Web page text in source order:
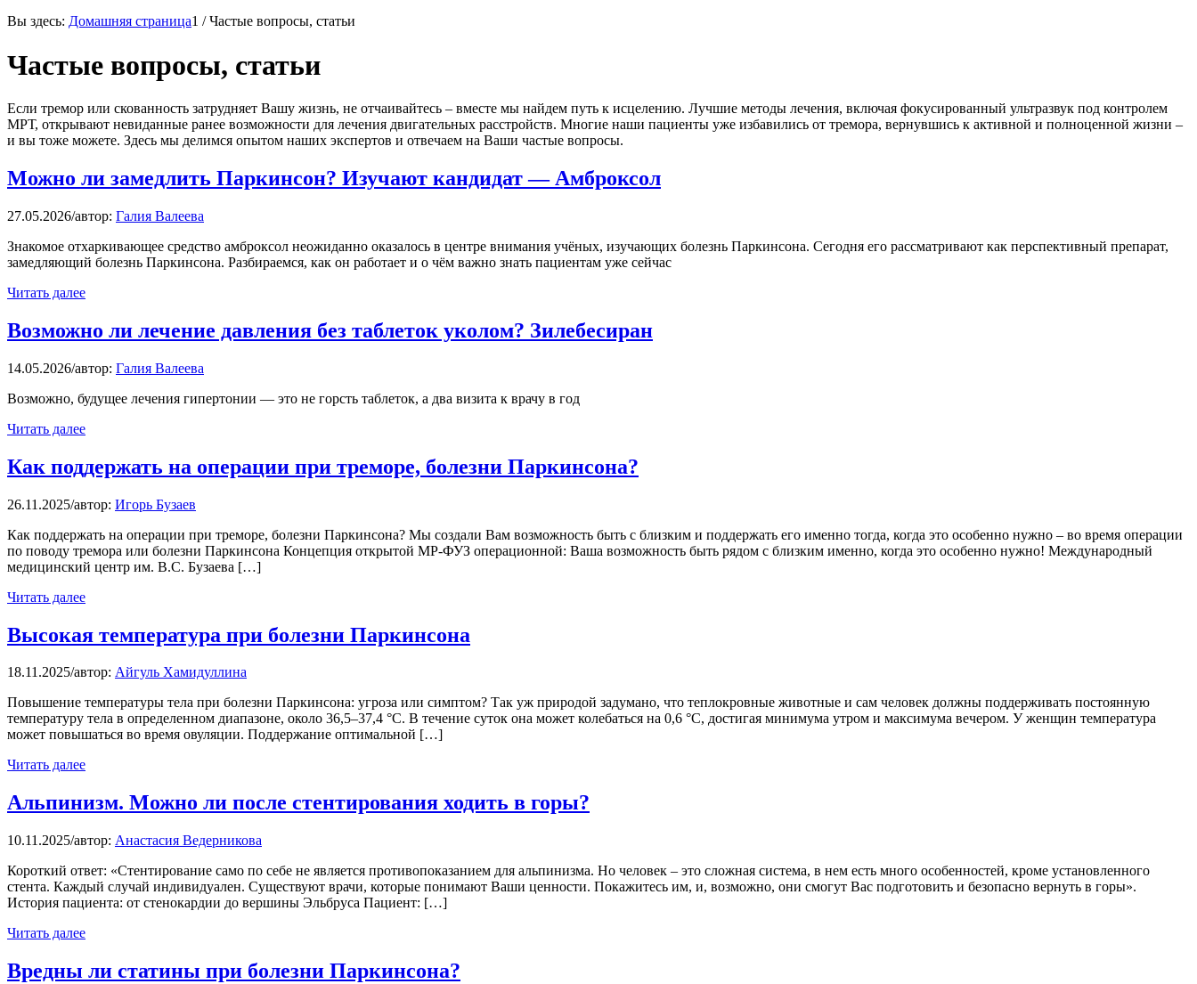
Вы здесь: Домашняя страница1 / Частые вопросы, статьи
Частые вопросы, статьи
Если тремор или скованность затрудняет Вашу жизнь, не отчаивайтесь – вместе мы найдем путь к исцелению. Лучшие методы лечения, включая фокусированный ультразвук под контролем
МРТ, открывают невиданные ранее возможности для лечения двигательных расстройств. Многие наши пациенты уже избавились от тремора, вернувшись к активной и полноценной жизни –
и вы тоже можете. Здесь мы делимся опытом наших экспертов и отвечаем на Ваши частые вопросы.
Можно ли замедлить Паркинсон? Изучают кандидат — Амброксол
27.05.2026/автор: Галия Валеева
Знакомое отхаркивающее средство амброксол неожиданно оказалось в центре внимания учёных, изучающих болезнь Паркинсона. Сегодня его рассматривают как перспективный препарат,
замедляющий болезнь Паркинсона. Разбираемся, как он работает и о чём важно знать пациентам уже сейчас
Читать далее
Возможно ли лечение давления без таблеток уколом? Зилебесиран
14.05.2026/автор: Галия Валеева
Возможно, будущее лечения гипертонии — это не горсть таблеток, а два визита к врачу в год
Читать далее
Как поддержать на операции при треморе, болезни Паркинсона?
26.11.2025/автор: Игорь Бузаев
Как поддержать на операции при треморе, болезни Паркинсона? Мы создали Вам возможность быть с близким и поддержать его именно тогда, когда это особенно нужно – во время операции
по поводу тремора или болезни Паркинсона Концепция открытой МР-ФУЗ операционной: Ваша возможность быть рядом с близким именно, когда это особенно нужно! Международный
медицинский центр им. В.С. Бузаева […]
Читать далее
Высокая температура при болезни Паркинсона
18.11.2025/автор: Айгуль Хамидуллина
Повышение температуры тела при болезни Паркинсона: угроза или симптом? Так уж природой задумано, что теплокровные животные и сам человек должны поддерживать постоянную
температуру тела в определенном диапазоне, около 36,5–37,4 °C. В течение суток она может колебаться на 0,6 °C, достигая минимума утром и максимума вечером. У женщин температура
может повышаться во время овуляции. Поддержание оптимальной […]
Читать далее
Альпинизм. Можно ли после стентирования ходить в горы?
10.11.2025/автор: Анастасия Ведерникова
Короткий ответ: «Стентирование само по себе не является противопоказанием для альпинизма. Но человек – это сложная система, в нем есть много особенностей, кроме установленного
стента. Каждый случай индивидуален. Существуют врачи, которые понимают Ваши ценности. Покажитесь им, и, возможно, они смогут Вас подготовить и безопасно вернуть в горы».
История пациента: от стенокардии до вершины Эльбруса Пациент: […]
Читать далее
Вредны ли статины при болезни Паркинсона?